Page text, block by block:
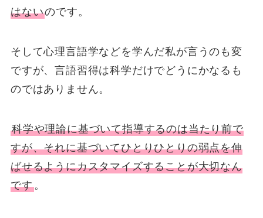
はないのです。
そして心理言語学などを学んだ私が言うのも変
ですが、言語習得は科学だけでどうにかなるも
のではありません。
科学や理論に基づいて指導するのは当たり前で
すが、それに基づいてひとりひとりの弱点を伸
ばせるようにカスタマイズすることが大切なん
です。